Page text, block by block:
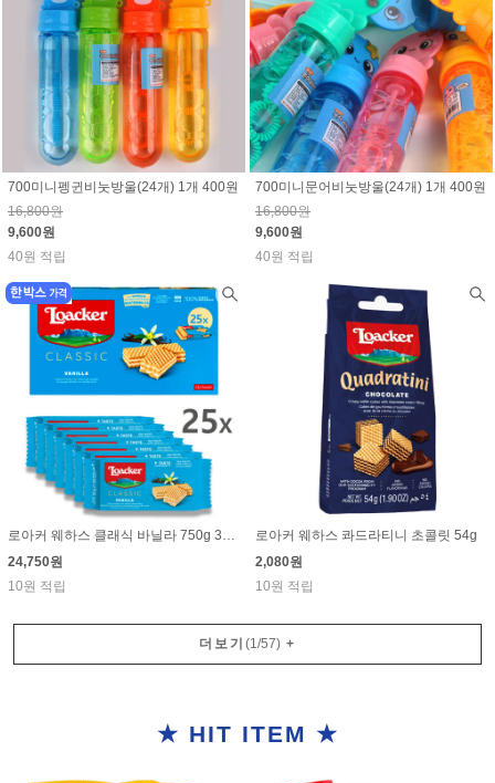
700미니펭귄비눗방울(24개) 1개 400원
16,800원
9,600원
40원 적립
700미니문어비눗방울(24개) 1개 400원
16,800원
9,600원
40원 적립
로아커 웨하스 클래식 바닐라 750g 30g×25개
24,750원
10원 적립
로아커 웨하스 콰드라티니 초콜릿 54g
2,080원
10원 적립
더보기 (1/57) +
★ HIT ITEM ★